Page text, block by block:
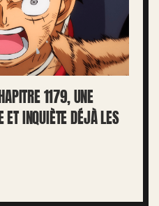
1179, UNE
ET INQUIÈTE DÉJÀ LES